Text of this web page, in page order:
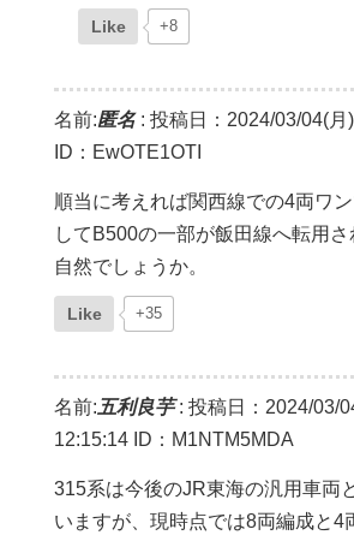
Like +8
名前:匿名: 投稿日：2024/03/04(月
ID：EwOTE1OTI
順当に考えれば関西線での4両ワ
してB500の一部が飯田線へ転用
自然でしょうか。
Like +35
名前: 五利良芋: 投稿日：2024/03/
12:15:14 ID：M1NTM5MDA
315系は今後のJR東海の汎用車両
いますが、現時点では8両編成と4